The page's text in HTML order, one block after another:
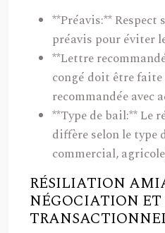
**Préavis:**
préavis pour éviter
**Lettre
congé doit être
recommandée avec
**Type de bail:** Le
diffère selon le
commercial,
RÉSILIATION
NÉGOCIATION ET